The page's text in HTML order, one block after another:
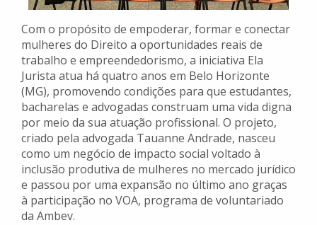
Com o propósito de empoderar, formar e conectar
mulheres do Direito a oportunidades reais de
trabalho e empreendedorismo, a iniciativa Ela
Jurista atua há quatro anos em Belo Horizonte
(MG), promovendo condições para que estudantes,
bacharelas e advogadas construam uma vida digna
por meio da sua atuação profissional. O projeto,
criado pela advogada Tauanne Andrade, nasceu
como um negócio de impacto social voltado à
inclusão produtiva de mulheres no mercado jurídico
e passou por uma expansão no último ano graças
à participação no VOA, programa de voluntariado
da Ambev.